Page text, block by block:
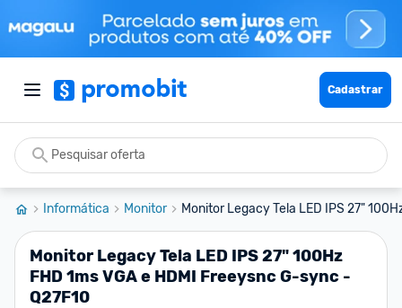
Cadastrar
Informática Monitor Monitor Legacy Tela LED IPS 27"
Monitor Legacy Tela LED IPS 27" 100Hz
FHD 1ms VGA e HDMI Freeysnc G-sync -
Q27F10